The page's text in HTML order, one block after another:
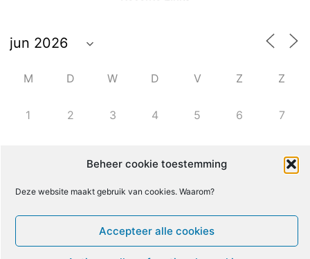
Beheer cookie toestemming
Deze website maakt gebruik van cookies. Waarom?
Accepteer alle cookies
M D W D V Z Z
1 2 3 4 5 6 7
11 14